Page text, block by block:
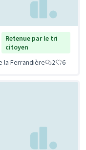
Retenue par le tri
citoyen
la Ferrandière
2 6